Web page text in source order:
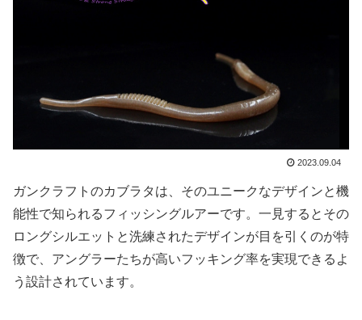
2023.09.04
ガンクラフトのカブラタは、そのユニークなデザインと機
能性で知られるフィッシングルアーです。一見するとその
ロングシルエットと洗練されたデザインが目を引くのが特
徴で、アングラーたちが高いフッキング率を実現できるよ
う設計されています。